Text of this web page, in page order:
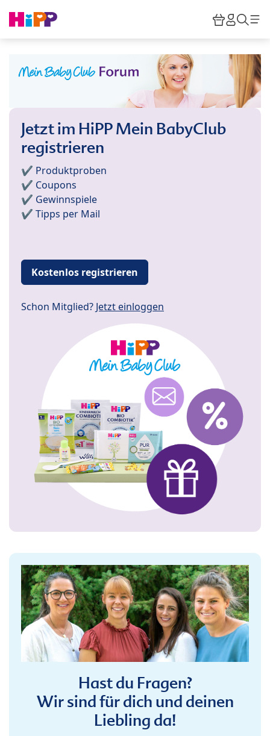
HiPP
Jetzt im HiPP Mein BabyClub
registrieren
✔️ Produktproben
✔️ Coupons
✔️ Gewinnspiele
✔️ Tipps per Mail
Kostenlos registrieren
Schon Mitglied? Jetzt einloggen
Hast du Fragen?
Wir sind für dich und deinen
Liebling da!